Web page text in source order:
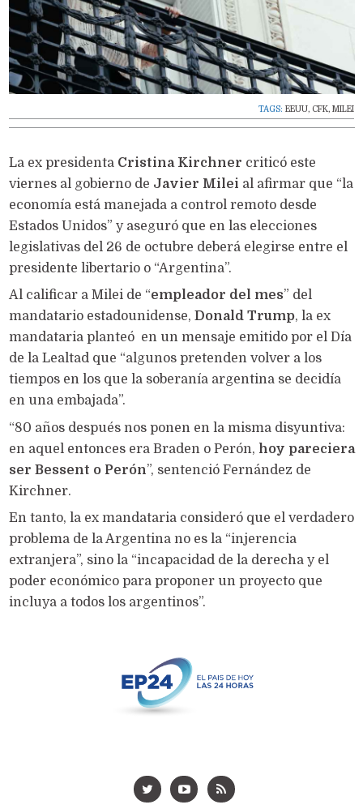
TAGS: EEUU, CFK, MILEI
La ex presidenta Cristina Kirchner criticó este
viernes al gobierno de Javier Milei al afirmar que “la
economía está manejada a control remoto desde
Estados Unidos” y aseguró que en las elecciones
legislativas del 26 de octubre deberá elegirse entre el
presidente libertario o “Argentina”.
Al calificar a Milei de “empleador del mes” del
mandatario estadounidense, Donald Trump, la ex
mandataria planteó en un mensaje emitido por el Día
de la Lealtad que “algunos pretenden volver a los
tiempos en los que la soberanía argentina se decidía
en una embajada”.
“80 años después nos ponen en la misma disyuntiva:
en aquel entonces era Braden o Perón, hoy pareciera
ser Bessent o Perón”, sentenció Fernández de
Kirchner.
En tanto, la ex mandataria consideró que el verdadero
problema de la Argentina no es la “injerencia
extranjera”, sino la “incapacidad de la derecha y el
poder económico para proponer un proyecto que
incluya a todos los argentinos”.